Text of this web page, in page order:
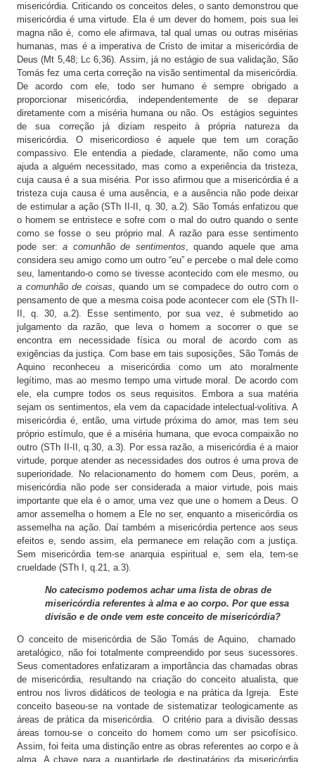
misericórdia. Criticando os conceitos deles, o santo demonstrou que
misericórdia é uma virtude. Ela é um dever do homem, pois sua lei
magna não é, como ele afirmava, tal qual umas ou outras misérias
humanas, mas é a imperativa de Cristo de imitar a misericórdia de
Deus (Mt 5,48; Lc 6,36). Assim, já no estágio de sua validação, São
Tomás fez uma certa correção na visão sentimental da misericórdia.
De acordo com ele, todo ser humano é sempre obrigado a
proporcionar misericórdia, independentemente de se deparar
diretamente com a miséria humana ou não. Os estágios seguintes
de sua correção já diziam respeito à própria natureza da
misericórdia. O misericordioso é aquele que tem um coração
compassivo. Ele entendia a piedade, claramente, não como uma
ajuda a alguém necessitado, mas como a experiência da tristeza,
cuja causa é a sua miséria. Por isso afirmou que a misericórdia é a
tristeza cuja causa é uma ausência, e a ausência não pode deixar
de estimular a ação (STh II-II, q. 30, a.2). São Tomás enfatizou que
o homem se entristece e sofre com o mal do outro quando o sente
como se fosse o seu próprio mal. A razão para esse sentimento
pode ser:a comunhão de sentimentos, quando aquele que ama
considera seu amigo como um outro “eu” e percebe o mal dele como
seu, lamentando-o como se tivesse acontecido com ele mesmo, ou
a comunhão de coisas, quando um se compadece do outro com o
pensamento de que a mesma coisa pode acontecer com ele (STh II-
II, q. 30, a.2). Esse sentimento, por sua vez, é submetido ao
julgamento da razão, que leva o homem a socorrer o que se
encontra em necessidade física ou moral de acordo com as
exigências da justiça. Com base em tais suposições, São Tomás de
Aquino reconheceu a misericórdia como um ato moralmente
legítimo, mas ao mesmo tempo uma virtude moral. De acordo com
ele, ela cumpre todos os seus requisitos. Embora a sua matéria
sejam os sentimentos, ela vem da capacidade intelectual-volitiva. A
misericórdia é, então, uma virtude próxima do amor, mas tem seu
próprio estímulo, que é a miséria humana, que evoca compaixão no
outro (STh II-II, q.30, a.3). Por essa razão, a misericórdia é a maior
virtude, porque atender as necessidades dos outros é uma prova de
superioridade. No relacionamento do homem com Deus, porém, a
misericórdia não pode ser considerada a maior virtude, pois mais
importante que ela é o amor, uma vez que une o homem a Deus. O
amor assemelha o homem a Ele no ser, enquanto a misericórdia os
assemelha na ação. Daí também a misericórdia pertence aos seus
efeitos e, sendo assim, ela permanece em relação com a justiça.
Sem misericórdia tem-se anarquia espiritual e, sem ela, tem-se
crueldade (STh I, q.21, a.3).
No catecismo podemos achar uma lista de obras de
misericórdia referentes à alma e ao corpo. Por que essa
divisão e de onde vem este conceito de misericórdia?
O conceito de misericórdia de São Tomás de Aquino, chamado
aretalógico, não foi totalmente compreendido por seus sucessores.
Seus comentadores enfatizaram a importância das chamadas obras
de misericórdia, resultando na criação do conceito atualista, que
entrou nos livros didáticos de teologia e na prática da Igreja. Este
conceito baseou-se na vontade de sistematizar teologicamente as
áreas de prática da misericórdia. O critério para a divisão dessas
áreas tornou-se o conceito do homem como um ser psicofísico.
Assim, foi feita uma distinção entre as obras referentes ao corpo e à
alma. A chave para a quantidade de destinatários da misericórdia